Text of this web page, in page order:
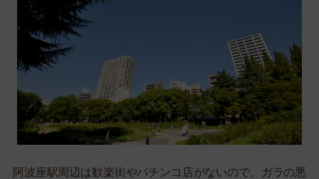
阿波座駅周辺は歓楽街やパチンコ店がないので、ガラの悪